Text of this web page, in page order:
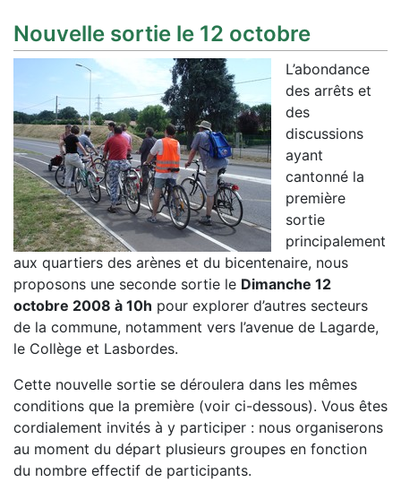
Nouvelle sortie le 12 octobre
L’abondance
des arrêts et
des
discussions
ayant
cantonné la
première
sortie
principalement
aux quartiers des arènes et du bicentenaire, nous
proposons une seconde sortie le Dimanche 12
octobre 2008 à 10h pour explorer d’autres secteurs
de la commune, notamment vers l’avenue de Lagarde,
le Collège et Lasbordes.
Cette nouvelle sortie se déroulera dans les mêmes
conditions que la première (voir ci-dessous). Vous êtes
cordialement invités à y participer : nous organiserons
au moment du départ plusieurs groupes en fonction
du nombre effectif de participants.